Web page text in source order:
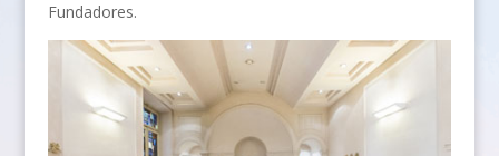
Fundadores.